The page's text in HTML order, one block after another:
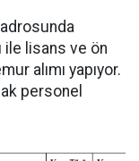
ile lisans ve ön
alımı yapıyor.
personel